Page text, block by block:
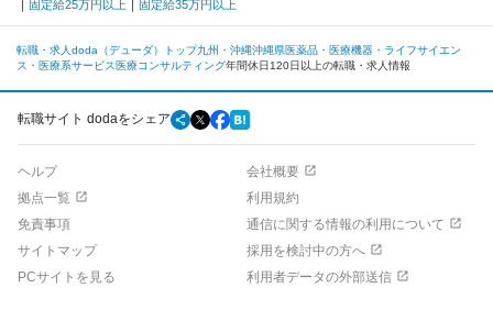
固定給25万円以上 固定給35万円以上
転職・求人doda（デューダ）トップ九州・沖縄沖縄県医薬品・医療機器・ライフサイエン
ス・医療系サービス 医療コンサルティング年間休日120日以上の転職・求人情報
転職サイト dodaをシェア
ヘルプ
会社概要
拠点一覧
利用規約
免責事項
通信に関する情報の利用について
サイトマップ
採用を検討中の方へ
PCサイトを見る
利用者データの外部送信